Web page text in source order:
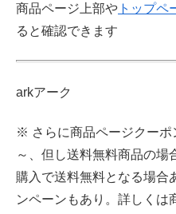
商品ページ上部や トップペ
ると確認できます
arkアーク
※ さらに商品ページクーポ
～、但し送料無料商品の場
購入で送料無料となる場合
ンペーンもあり。詳しくは